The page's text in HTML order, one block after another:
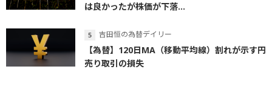
は良かったが株価が下落...
吉田恒の為替デイリー
【為替】120日MA（移動平均線）割れが示す円
売り取引の損失